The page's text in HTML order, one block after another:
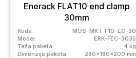
Enerack FLAT10 end clamp
30mm
Koda
MOS-MKT-F10-EC-30
Model
ERK-FEC-3035
Teža paketa
4 kg
Dimenzije paketa
280x180x200 mm